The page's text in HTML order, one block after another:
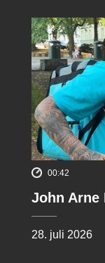
00:42
John Arne
28. juli 2026